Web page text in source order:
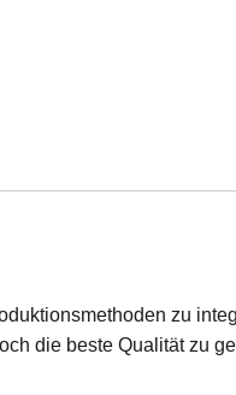
zu
die beste Qualität zu